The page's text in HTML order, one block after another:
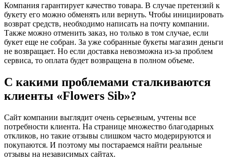
Компания гарантирует качество товара. В случае претензий к
букету его можно обменять или вернуть. Чтобы инициировать
возврат средств, необходимо написать на почту компании.
Также можно отменить заказ, но только в том случае, если
букет еще не собран. За уже собранные букеты магазин деньги
не возвращает. Но если доставка невозможна из-за проблем
сервиса, то оплата будет возвращена в полном объеме.
С какими проблемами сталкиваются
клиенты «Flowers Sib»?
Сайт компании выглядит очень серьезным, учтены все
потребности клиента. На странице множество благодарных
откликов, но такие отзывы слишком часто модерируются и
покупаются. И поэтому мы постараемся найти реальные
отзывы на независимых сайтах.